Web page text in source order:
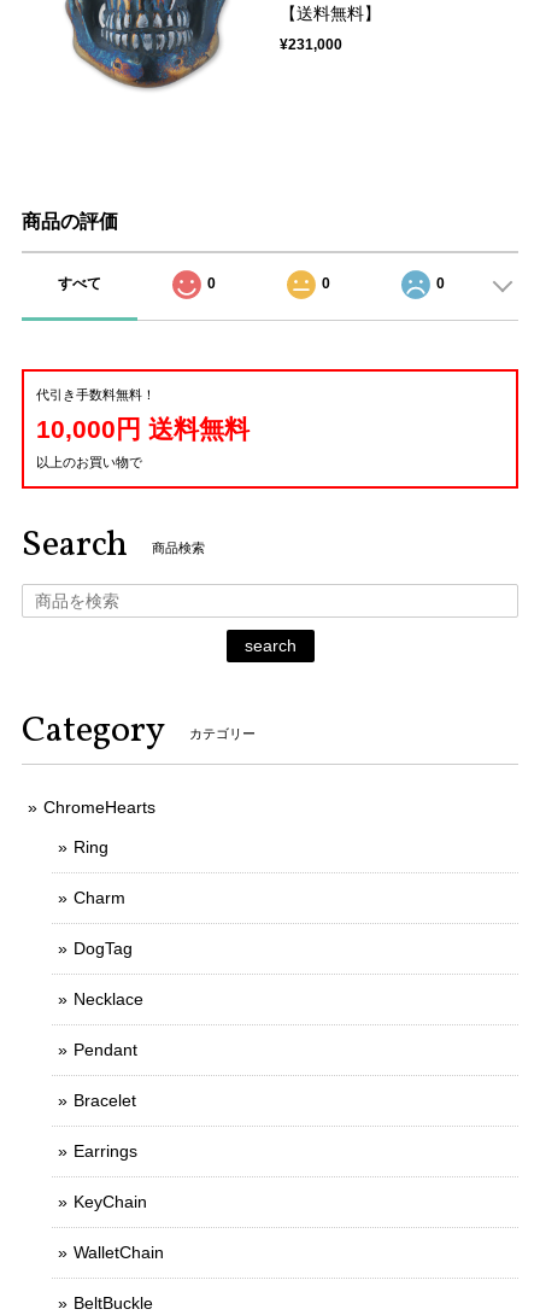
【送料無料】
¥231,000
商品の評価
すべて 0 0 0
代引き手数料無料！
10,000円 送料無料
以上のお買い物で
Search 商品検索
search
Category カテゴリー
ChromeHearts
Ring
Charm
DogTag
Necklace
Pendant
Bracelet
Earrings
KeyChain
WalletChain
BeltBuckle